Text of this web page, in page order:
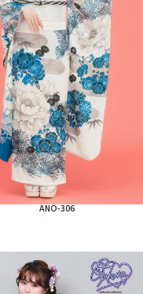
ANO-306